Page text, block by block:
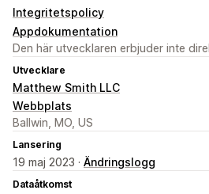
Integritetspolicy
Appdokumentation
Den här utvecklaren erbjuder inte
Utvecklare
Matthew Smith LLC
Webbplats
Ballwin, MO, US
Lansering
19 maj 2023 · Ändringslogg
Dataåtkomst